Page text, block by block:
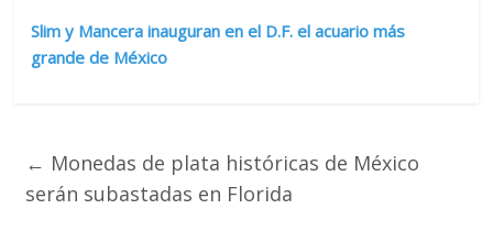
Slim y Mancera inauguran en el D.F. el acuario más
grande de México
← Monedas de plata históricas de México
serán subastadas en Florida